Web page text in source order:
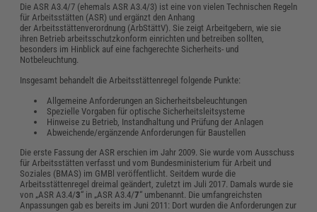
Die ASR A3.4/7 (ehemals ASR A3.4/3) ist eine von vielen Technischen Regeln
für Arbeitsstätten (ASR) und ergänzt den Anhang
der Arbeitsstättenverordnung (ArbStättV). Sie zeigt Arbeitgebern, wie sie
ihren Betrieb arbeitsschutzkonform einrichten und betreiben sollten,
besonders im Hinblick auf eine fachgerechte Sicherheits- und
Notbeleuchtung.
Insgesamt behandelt die Arbeitsstättenregel folgende Punkte:
Allgemeine Anforderungen an Sicherheitsbeleuchtungen
Spezielle Vorgaben für optische Sicherheitsleitsysteme
Hinweise zu Betrieb, Instandhaltung und Prüfung der Anlagen
Abweichende/ergänzende Anforderungen für Baustellen
Die erste Fassung der ASR erschien im Jahr 2009. Sie wurde vom Ausschuss
für Arbeitsstätten verfasst und vom Bundesministerium für Arbeit und
Soziales (BMAS) im GMBl veröffentlicht. Seitdem wurde die
Arbeitsstättenregel dreimal geändert, zuletzt im Juli 2017. Damals wurde sie
von „ASR A3.4/3“ in „ASR A3.4/7“ umbenannt. Die umfangreichsten
Anpassungen gab es bereits im Juni 2011: Dort wurden die Anforderungen zur